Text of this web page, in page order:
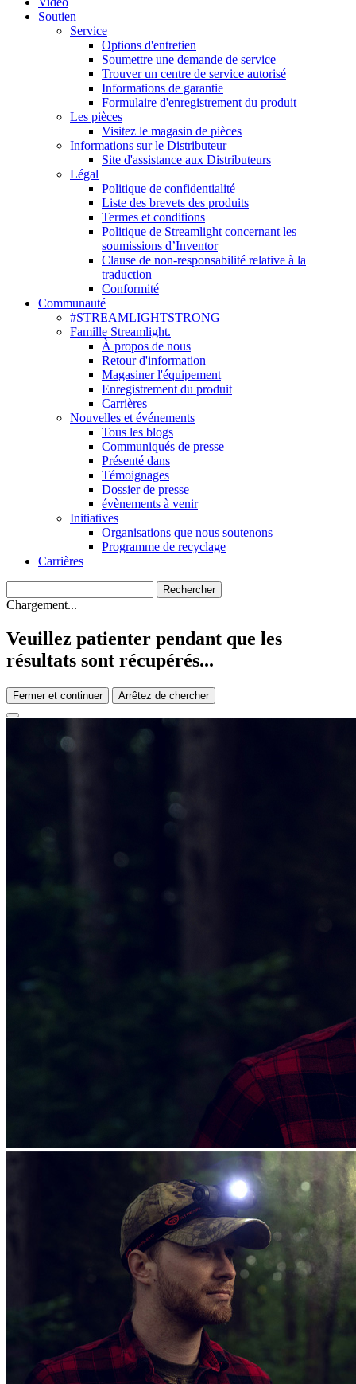
Soutien
Service
Options d'entretien
Soumettre une demande de service
Trouver un centre de service autorisé
Informations de garantie
Formulaire d'enregistrement du produit
Les pièces
Visitez le magasin de pièces
Informations sur le Distributeur
Site d'assistance aux Distributeurs
Légal
Politique de confidentialité
Liste des brevets des produits
Termes et conditions
Politique de Streamlight concernant les
soumissions d’Inventor
Clause de non-responsabilité relative à la
traduction
Conformité
Communauté
#STREAMLIGHTSTRONG
Famille Streamlight.
À propos de nous
Retour d'information
Magasiner l'équipement
Enregistrement du produit
Carrières
Nouvelles et événements
Tous les blogs
Communiqués de presse
Présenté dans
Témoignages
Dossier de presse
évènements à venir
Initiatives
Organisations que nous soutenons
Programme de recyclage
Carrières
Chargement...
Veuillez patienter pendant que les
résultats sont récupérés...
Fermer et continuer Arrêtez de chercher